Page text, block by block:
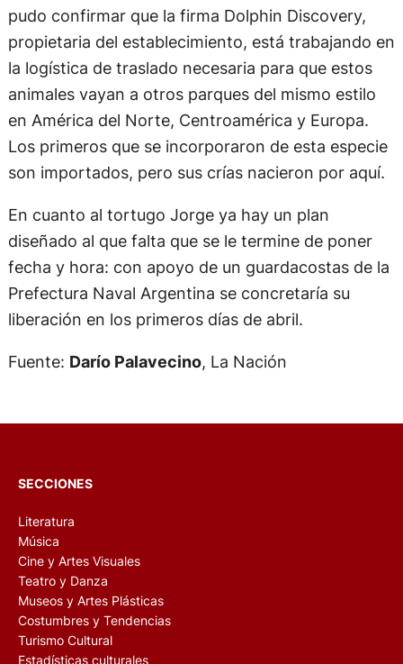
pudo confirmar que la firma Dolphin Discovery,
propietaria del establecimiento, está trabajando en
la logística de traslado necesaria para que estos
animales vayan a otros parques del mismo estilo
en América del Norte, Centroamérica y Europa.
Los primeros que se incorporaron de esta especie
son importados, pero sus crías nacieron por aquí.
En cuanto al tortugo Jorge ya hay un plan
diseñado al que falta que se le termine de poner
fecha y hora: con apoyo de un guardacostas de la
Prefectura Naval Argentina se concretaría su
liberación en los primeros días de abril.
Fuente: Darío Palavecino, La Nación
SECCIONES
Literatura
Música
Cine y Artes Visuales
Teatro y Danza
Museos y Artes Plásticas
Costumbres y Tendencias
Turismo Cultural
Estadísticas culturales